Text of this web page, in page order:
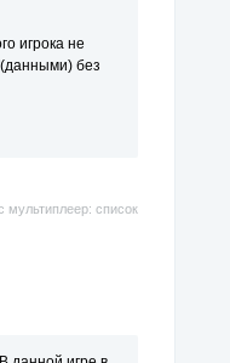
игрока не
без
мультиплеер: список